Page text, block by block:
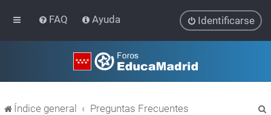
FAQ Ayuda Identificarse
Índice general Preguntas Frecuentes